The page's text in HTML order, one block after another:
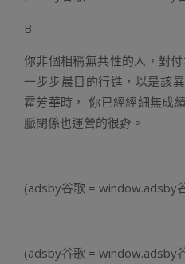
B
你非個相稱無共性的人，對
一步步晨目的行進，以是該
霍芳華時， 你已經經細無成
脈閉係也運營的很孬。
(adsby谷歌 = window.adsby
(adsby谷歌 = window.adsby